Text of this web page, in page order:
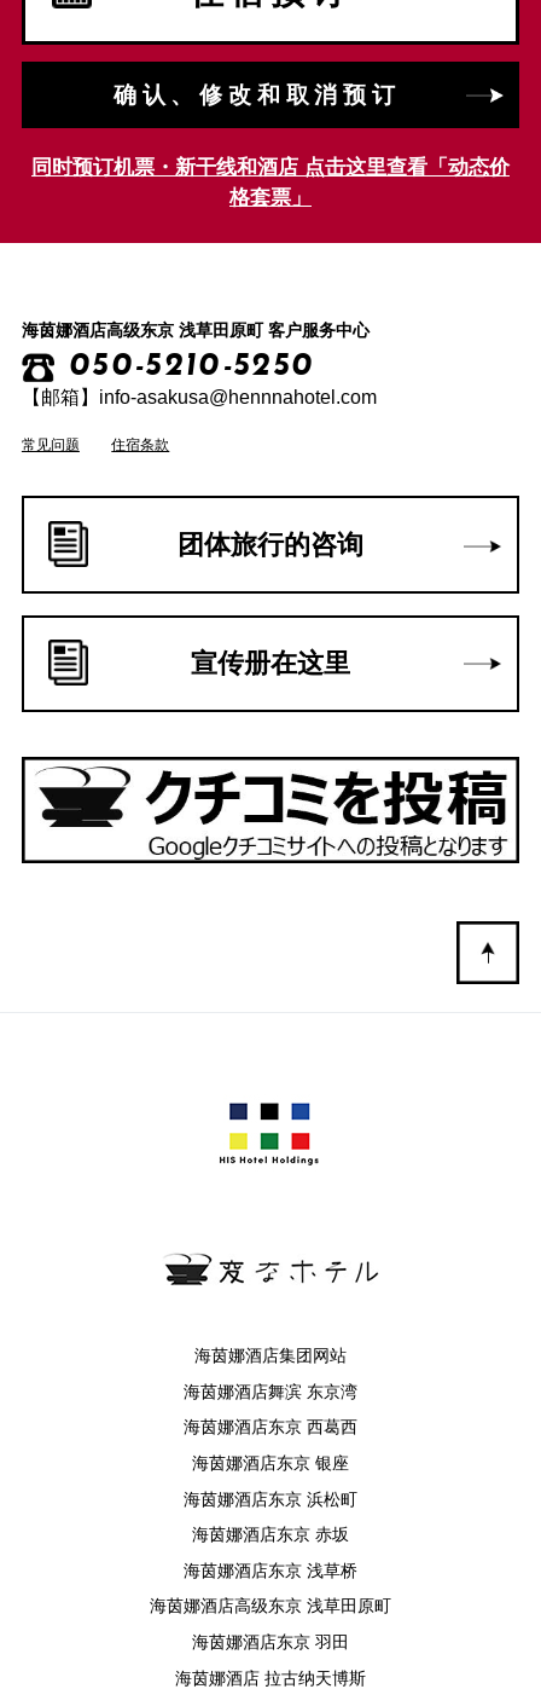
确认、修改和取消预订
同时预订机票・新干线和酒店 点击这里查看「动态价
格套票」
海茵娜酒店高级东京 浅草田原町 客户服务中心
050-5210-5250
【邮箱】info-asakusa@hennnahotel.com
常见问题 住宿条款
团体旅行的咨询
宣传册在这里
海茵娜酒店集团网站
海茵娜酒店舞滨 东京湾
海茵娜酒店东京 西葛西
海茵娜酒店东京 银座
海茵娜酒店东京 浜松町
海茵娜酒店东京 赤坂
海茵娜酒店东京 浅草桥
海茵娜酒店高级东京 浅草田原町
海茵娜酒店东京 羽田
海茵娜酒店 拉古纳天博斯